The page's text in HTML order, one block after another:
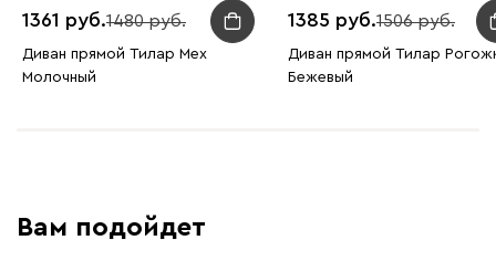
1361 1480
Диван прямой Тилар Мех
Молочный
1385 1506
Диван прямой Тилар
Бежевый
Вам подойдет